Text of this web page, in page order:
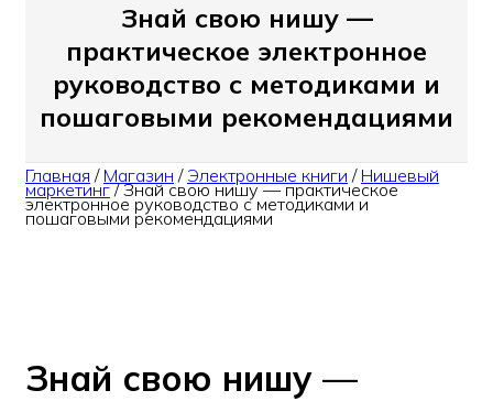
Знай свою нишу —
практическое электронное
руководство с методиками и
пошаговыми рекомендациями
Главная / Магазин / Электронные книги / Нишевый
маркетинг/Знай свою нишу — практическое
электронное руководство с методиками и
пошаговыми рекомендациями
Знай свою нишу —